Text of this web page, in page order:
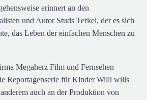
erinnert an den
und Autor Studs Terkel, der es sich
das Leben der einfachen Menschen zu
Megaherz Film und Fernsehen
Reportagenserie für Kinder Willi wills
auch an der Produktion von